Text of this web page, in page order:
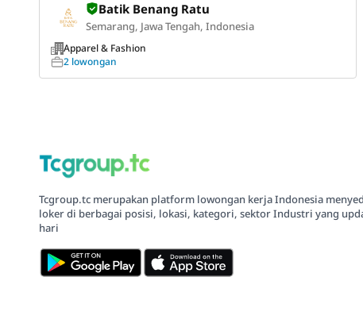
Batik Benang Ratu
Semarang, Jawa Tengah, Indonesia
Apparel & Fashion
2 lowongan
Tcgroup.tc merupakan platform lowongan kerja Indonesia
loker di berbagai posisi, lokasi, kategori, sektor Industri yang
hari